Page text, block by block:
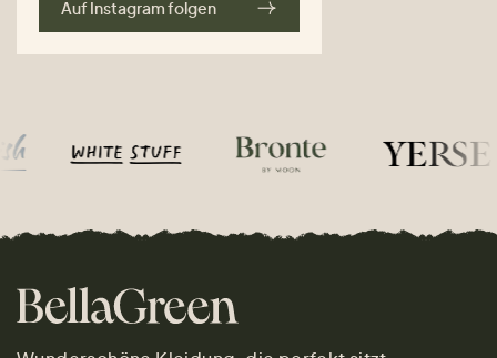
Auf Instagram folgen